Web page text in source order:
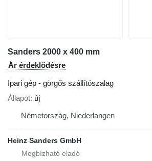
Sanders 2000 x 400 mm
Ár érdeklődésre
Ipari gép - görgős szállítószalag
Állapot új
Németország, Niederlangen
Heinz Sanders GmbH